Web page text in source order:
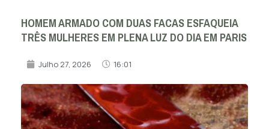
HOMEM ARMADO COM DUAS FACAS ESFAQUEIA
TRÊS MULHERES EM PLENA LUZ DO DIA EM PARIS
Julho 27, 2026 16:01